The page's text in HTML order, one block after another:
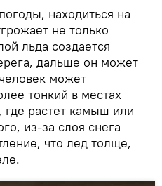
находиться на
не только
льда создается
дальше он может
может
тонкий в местах
где растет камыш или
из-за слоя снега
что лед толще,